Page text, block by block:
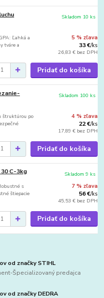
Ľahká a
tváre a
5 % zľava
33 €/ks
26,83 € bez DPH
Skladom 10 ks
Pridať do košíka
štruktúrou po
4 % zľava
22 €/ks
17,89 € bez DPH
Skladom 100 ks
Pridať do košíka
C-3kg
s
štiepacie
7 % zľava
56 €/ks
45,53 € bez DPH
Skladom 9 ks
Pridať do košíka
od značky STIHL
Špecializovaný predajca
od značky DEDRA